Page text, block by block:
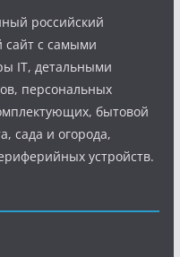
российский
сайт с самыми
IT, детальными
персональных
бытовой
сада и огорода,
устройств.